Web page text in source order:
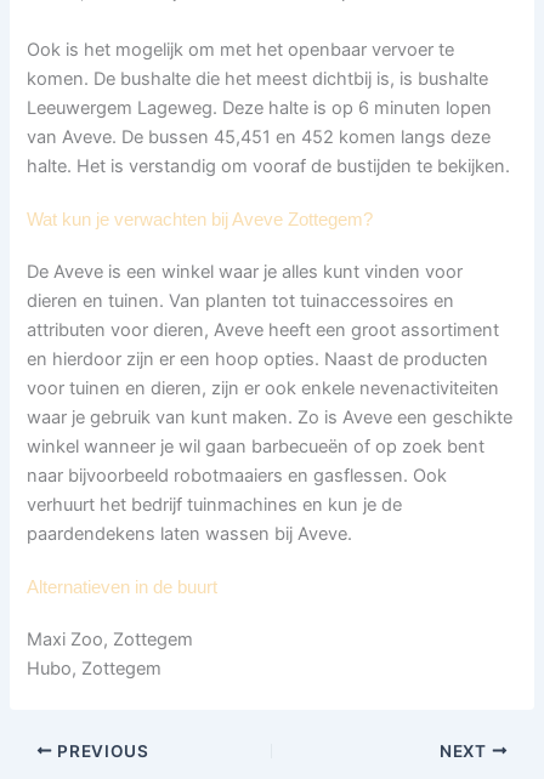
Ook is het mogelijk om met het openbaar vervoer te
komen. De bushalte die het meest dichtbij is, is bushalte
Leeuwergem Lageweg. Deze halte is op 6 minuten lopen
van Aveve. De bussen 45,451 en 452 komen langs deze
halte. Het is verstandig om vooraf de bustijden te bekijken.
Wat kun je verwachten bij Aveve Zottegem?
De Aveve is een winkel waar je alles kunt vinden voor
dieren en tuinen. Van planten tot tuinaccessoires en
attributen voor dieren, Aveve heeft een groot assortiment
en hierdoor zijn er een hoop opties. Naast de producten
voor tuinen en dieren, zijn er ook enkele nevenactiviteiten
waar je gebruik van kunt maken. Zo is Aveve een geschikte
winkel wanneer je wil gaan barbecueën of op zoek bent
naar bijvoorbeeld robotmaaiers en gasflessen. Ook
verhuurt het bedrijf tuinmachines en kun je de
paardendekens laten wassen bij Aveve.
Alternatieven in de buurt
Maxi Zoo, Zottegem
Hubo, Zottegem
PREVIOUS NEXT